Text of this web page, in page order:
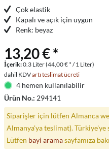
Çok elastik
Kapalı ve açık için uygun
Renk: beyaz
13,20 € *
İçerik:0.3 Liter (44,00 € * / 1 Liter)
dahil KDVartı teslimat ücreti
4 hemen kullanılabilir
Ürün No.: 294141
Siparişler için lütfen Almanca
Almanya'ya teslimat).
Lütfen bayi aramasayfamıza